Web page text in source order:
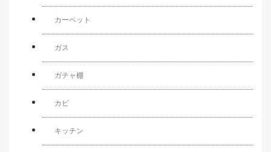
カーペット
ガス
ガチャ棚
カビ
キッチン